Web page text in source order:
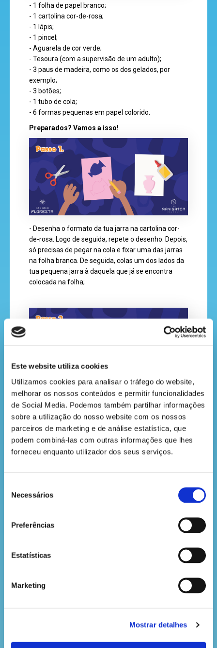
Este website utiliza cookies
Utilizamos cookies para analisar o tráfego do website,
melhorar os nossos conteúdos e permitir funcionalidades
de Social Media. Podemos também partilhar informações
sobre a utilização do nosso website com os nossos
parceiros de marketing e de análise estatística, que
podem combiná-las com outras informações que lhes
forneceu enquanto utilizador dos seus serviços.
Necessários
Preferências
Estatísticas
Marketing
Mostrar detalhes
hora
do
recreio
cantinho
do
saber
- 1 folha de papel branco;
- 1 cartolina cor-de-rosa;
- 1 lápis;
- 1 pincel;
- Aguarela de cor verde;
- Tesoura (com a supervisão de um adulto);
- 3 paus de madeira, como os dos gelados, por
exemplo;
- 3 botões;
- 1 tubo de cola;
- 6 formas pequenas em papel colorido.
Preparados? Vamos a isso!
- Desenha o formato da tua jarra na cartolina cor-
de-rosa. Logo de seguida, repete o desenho. Depois,
só precisas de pegar na cola e fixar uma das jarras
na folha branca. De seguida, colas um dos lados da
tua pequena jarra à daquela que já se encontra
colocada na folha;
- Pinta os 3 paus de madeira a verde e cola-os no
interior da jarra abrindo uma das faces;
- Para fazeres as flores, usa duas forminhas em
Conseguiste? Boa!